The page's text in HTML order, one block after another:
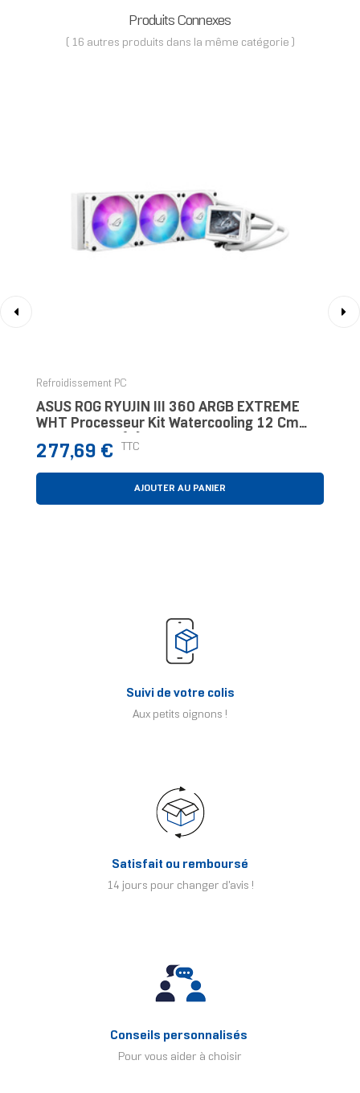
Produits Connexes
( 16 autres produits dans la même catégorie )
Refroidissement PC
ASUS ROG RYUJIN III 360 ARGB EXTREME
WHT Processeur Kit Watercooling 12 Cm
Blanc 1 Pièce(s)
Prix
277,69 € TTC
AJOUTER AU PANIER
Suivi de votre colis
Aux petits oignons !
Satisfait ou remboursé
14 jours pour changer d'avis !
Conseils personnalisés
Pour vous aider à choisir